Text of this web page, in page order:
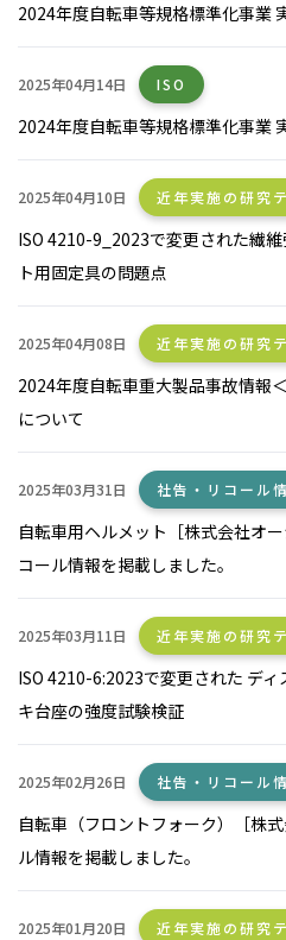
2024年度自転車等規格標準化事業
2025年04月14日 ISO
2024年度自転車等規格標準化事業
2025年04月10日 近年実施の研究
ISO 4210-9_2023で変更された繊
ト用固定具の問題点
2025年04月08日 近年実施の研究
2024年度自転車重大製品事故情報
について
2025年03月31日 社告・リコール
自転車用ヘルメット［株式会社オ
コール情報を掲載しました。
2025年03月11日 近年実施の研究
ISO 4210-6:2023で変更された デ
キ台座の強度試験検証
2025年02月26日 社告・リコール
自転車（フロントフォーク）［株
ル情報を掲載しました。
2025年01月20日 近年実施の研究